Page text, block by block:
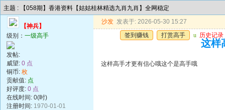
主题 : 【058期】香港资料【姑姑桂林精选九肖九肖】全网稳定
【神兵】
级别： 一级高手
发帖:
威望: 0 点
铜币: 枚
贡献值: 点
好评度: 0 点
在线时间: 0(时)
注册时间: 1970-01-01
沙发 发表于: 2026-05-30 15:27
签到赚钱
打赏高手 u 历史记录
这样
这样高手才更有信心哦这个是高手哦